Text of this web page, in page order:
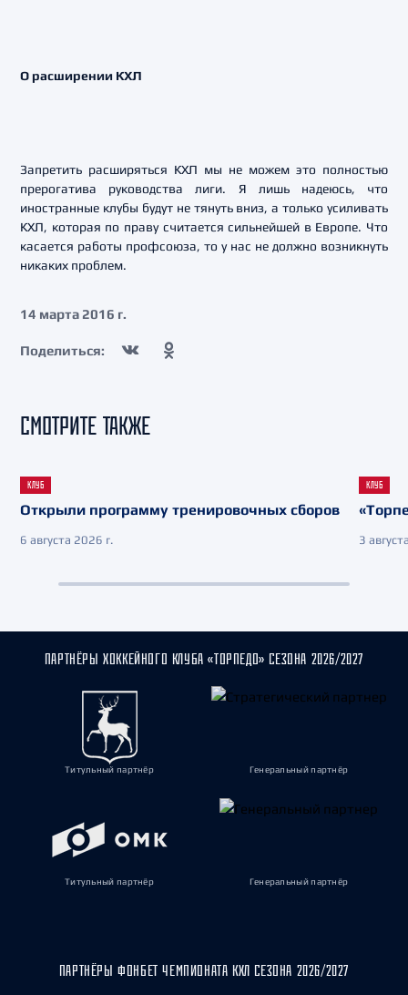
О расширении КХЛ
Запретить расширяться КХЛ мы не можем это полностью
прерогатива руководства лиги. Я лишь надеюсь, что
иностранные клубы будут не тянуть вниз, а только усиливать
КХЛ, которая по праву считается сильнейшей в Европе. Что
касается работы профсоюза, то у нас не должно возникнуть
никаких проблем.
14 марта 2016 г.
Поделиться:
СМОТРИТЕ ТАКЖЕ
КЛУБ
Открыли программу тренировочных сборов
6 августа 2026 г.
КЛУБ
3
ПАРТНЁРЫ ХОККЕЙНОГО КЛУБА «ТОРПЕДО» СЕЗОНА 2026/2027
Титульный партнёр Генеральный партнёр
Титульный партнёр Генеральный партнёр
ПАРТНЁРЫ ФОНБЕТ ЧЕМПИОНАТА КХЛ СЕЗОНА 2026/2027